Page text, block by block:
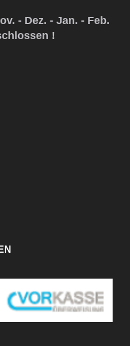
- Dez. - Jan. - Feb.
!